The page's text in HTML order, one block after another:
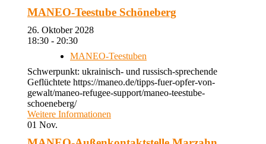
MANEO-Teestube Schöneberg
26. Oktober 2028
18:30 - 20:30
MANEO-Teestuben
Schwerpunkt: ukrainisch- und russisch-sprechende
Geflüchtete https://maneo.de/tipps-fuer-opfer-von-
gewalt/maneo-refugee-support/maneo-teestube-
schoeneberg/
Weitere Informationen
01 Nov.